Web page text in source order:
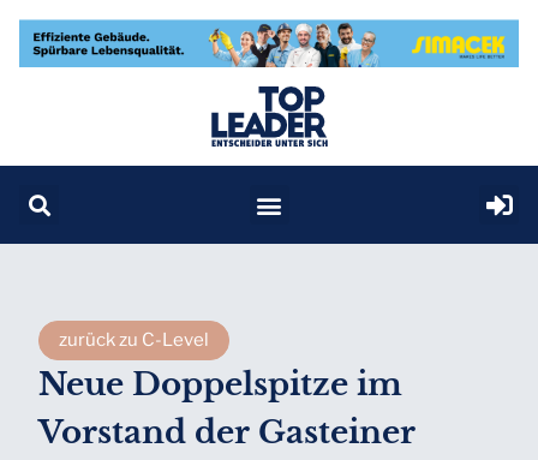
zurück zu C-Level
Neue Doppelspitze im
Vorstand der Gasteiner